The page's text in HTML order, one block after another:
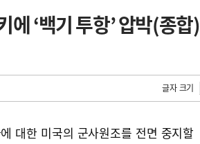
‘백기 투항’ 압박(종합)
글자 크기
대한 미국의 군사원조를 전면 중지할